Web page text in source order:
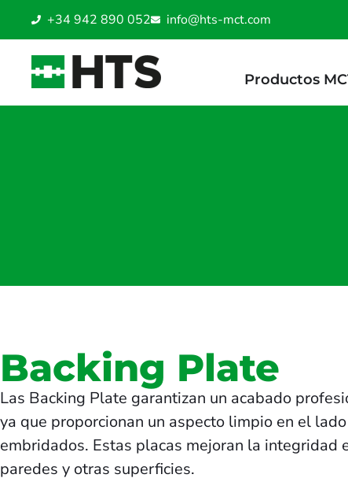
+34 942 890 052 info@hts-mct.com
Productos
Backing Plate
Las Backing Plate garantizan un acabado
ya que proporcionan un aspecto limpio en el
embridados. Estas placas mejoran la integridad
paredes y otras superficies.